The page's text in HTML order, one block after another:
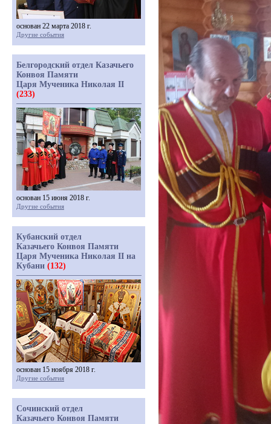
основан 22 марта 2018 г.
Другие события
Белгородский отдел Казачьего
Конвоя Памяти
Царя Мученика Николая II
(233)
основан 15 июня 2018 г.
Другие события
Кубанский отдел
Казачьего Конвоя Памяти
Царя Мученика Николая II на
Кубани (132)
основан 15 ноября 2018 г.
Другие события
Сочинский отдел
Казачьего Конвоя Памяти